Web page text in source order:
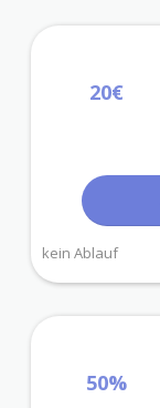
20€
kein Ablauf
50%